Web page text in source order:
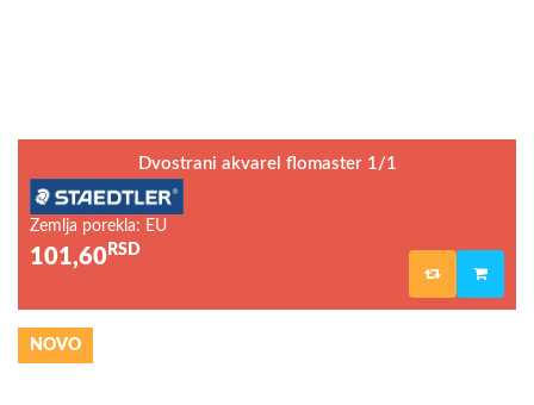
Dvostrani akvarel flomaster 1/1
Zemlja porekla: EU
101,60 RSD
NOVO